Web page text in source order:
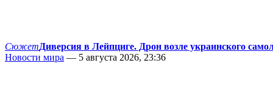
СюжетДиверсия в Лейпциге. Дрон возле украинского
Новости мира — 5 августа 2026, 23:36